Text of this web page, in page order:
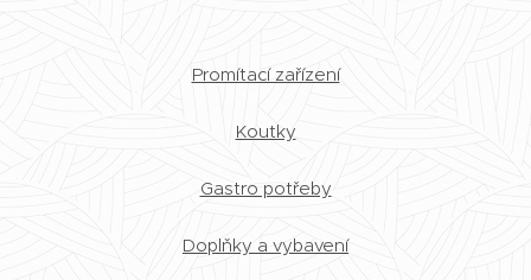
Promítací zařízení
Koutky
Gastro potřeby
Doplňky a vybavení